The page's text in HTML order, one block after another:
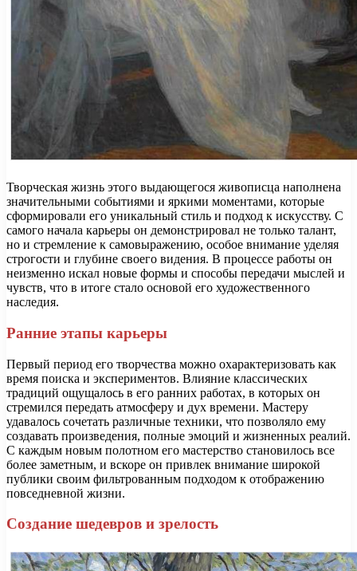
Творческая жизнь этого выдающегося живописца наполнена
значительными событиями и яркими моментами, которые
сформировали его уникальный стиль и подход к искусству. С
самого начала карьеры он демонстрировал не только талант,
но и стремление к самовыражению, особое внимание уделяя
строгости и глубине своего видения. В процессе работы он
неизменно искал новые формы и способы передачи мыслей и
чувств, что в итоге стало основой его художественного
наследия.
Ранние этапы карьеры
Первый период его творчества можно охарактеризовать как
время поиска и экспериментов. Влияние классических
традиций ощущалось в его ранних работах, в которых он
стремился передать атмосферу и дух времени. Мастеру
удавалось сочетать различные техники, что позволяло ему
создавать произведения, полные эмоций и жизненных реалий.
С каждым новым полотном его мастерство становилось все
более заметным, и вскоре он привлек внимание широкой
публики своим фильтрованным подходом к отображению
повседневной жизни.
Создание шедевров и зрелость